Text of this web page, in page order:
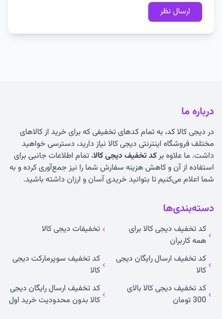
درباره ما
در دیجی کالا کد، به تمام کدهای تخفیفی که برای خرید از کالاهای
مختلف فروشگاه اینترنتی دیجی کالا نیاز دارید، دسترسی خواهید
داشت. ما علاوه برکد تخفیف دیجی کالا، تمام اطلاعات جانبی برای
استفاده از آن و کاهش هزینه سفارش شما را نیز جمع‌آوری کرده و به
شما اعلام می‌کنیم تا بتوانید خریدی آسان و ارزان داشته باشید.
دسته‌بندی‌ها
کد تخفیف دیجی کالا برای
همه کاربران
تخفیفات دیجی کالا
کد تخفیف ارسال رایگان دیجی
کالا
کد تخفیف سوپرمارکت دیجی
کالا
کد تخفیف دیجی کالا بالای
300 تومان
کد تخفیف ارسال رایگان دیجی
کالا بدون محدودیت خرید اول